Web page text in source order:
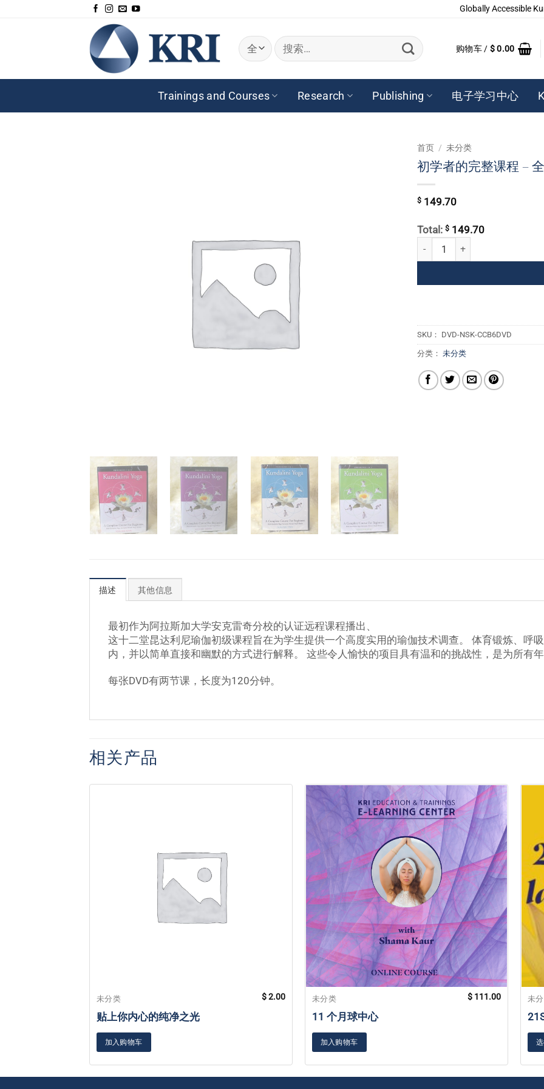
Globally Accessible
搜
索：
购物车 / $0.00
Trainings and Courses Research Publishing 电子学习中心
首页 / 未分类
初学者的完整课程 –
$ 149.70
Total: $ 149.70
初学者的完整课程 - 全套 - 6张DVD
SKU： DVD-NSK-CCB6DVD
分类： 未分类
描述 其他信息
最初作为阿拉斯加大学安克雷奇分校的认证远程课程播出、
这十二堂昆达利尼瑜伽初级课程旨在为学生提供一个高度实用的瑜伽技术调查。 体育锻炼、呼
内，并以简单直接和幽默的方式进行解释。 这些令人愉快的项目具有温和的挑战性，是为所有年
每张DVD有两节课，长度为120分钟。
相关产品
未分类
贴上你内心的纯净之光
$2.00
加入购物车
未分类
11 个月球中心
$ 111.00
加入购物车
未